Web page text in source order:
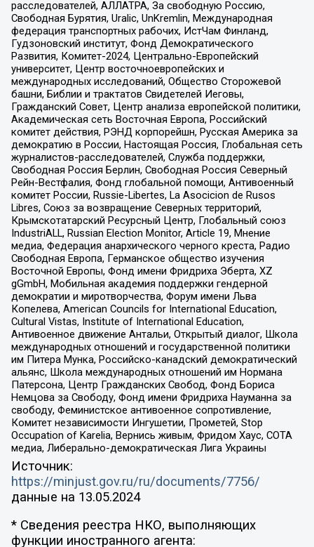
расследователей, АЛЛАТРА, За свободную Россию,
Свободная Бурятия, Uralic, UnKremlin, Международная
федерация транспортных рабочих, ИстЧам Финланд,
Гудзоновский институт, Фонд Демократического
Развития, Комитет-2024, Центрально-Европейский
университет, Центр восточноевропейских и
международных исследований, Общество Сторожевой
башни, Библии и трактатов Свидетелей Иеговы,
Гражданский Совет, Центр анализа европейской политики,
Академическая сеть Восточная Европа, Российский
комитет действия, РЭНД корпорейшн, Русская Америка за
демократию в России, Настоящая Россия, Глобальная сеть
журналистов-расследователей, Служба поддержки,
Свободная Россия Берлин, Свободная Россия Северный
Рейн-Вестфалия, Фонд глобальной помощи, Антивоенный
комитет России, Russie-Libertes, La Asocicion de Rusos
Libres, Союз за возвращение Северных территорий,
Крымскотатарский Ресурсный Центр, Глобальный союз
IndustriALL, Russian Election Monitor, Article 19, Мнение
медиа, Федерация анархического черного креста, Радио
Свободная Европа, Германское общество изучения
Восточной Европы, Фонд имени Фридриха Эберта, XZ
gGmbH, Мобильная академия поддержки гендерной
демократии и миротворчества, Форум имени Льва
Копелева, American Councils for International Education,
Cultural Vistas, Institute of International Education,
Антивоенное движение Антальи, Открытый диалог, Школа
международных отношений и государственной политики
им Питера Мунка, Российско-канадский демократический
альянс, Школа международных отношений им Нормана
Патерсона, Центр Гражданских Свобод, Фонд Бориса
Немцова за Свободу, Фонд имени Фридриха Науманна за
свободу, Феминистское антивоенное сопротивление,
Комитет независимости Ингушетии, Прометей, Stop
Occupation of Karelia, Вернись живым, Фридом Хаус, СОТА
медиа, Либерально-демократическая Лига Украины
Источник:
https://minjust.gov.ru/ru/documents/7756/
данные на 13.05.2024
* Сведения реестра НКО, выполняющих
функции иностранного агента: